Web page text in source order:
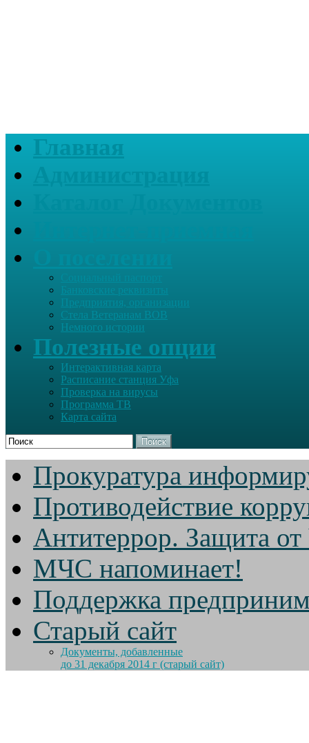
Главная
Банковские реквизиты
Предприятия, организации
Стела Ветеранам ВОВ
Немного истории
Полезные опции
Интерактивная карта
Расписание станция Уфа
Проверка на вирусы
Программа ТВ
Карта сайта
Поиск
Прокуратура
Противодействие
Антитеррор. Защита
МЧС напоминает!
Поддержка
Старый сайт
Документы, добавленные
до 31 декабря 2014 г (старый сайт)